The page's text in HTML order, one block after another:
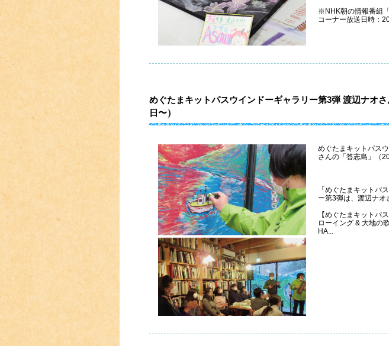
※NHK朝の情報番組
コーナー放送日時：
めぐたまキットパスウインドーギャラリー第3弾 渡辺ナオ
日〜）
めぐたまキットパス
さんの「答志島」（
「めぐたまキットパ
ー第3弾は、渡辺ナオ
【めぐたまキットパ
ローイング & 大地の
HA...